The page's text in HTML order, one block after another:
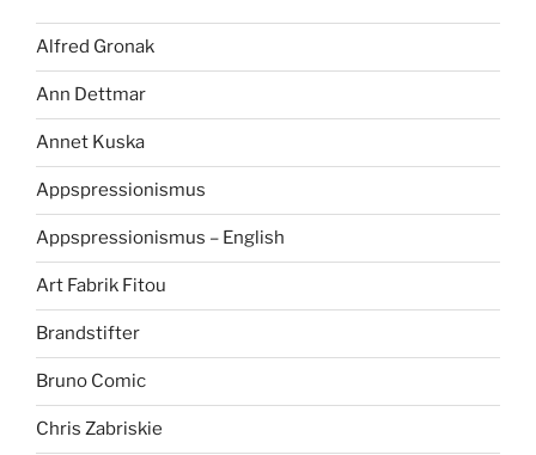
Alfred Gronak
Ann Dettmar
Annet Kuska
Appspressionismus
Appspressionismus – English
Art Fabrik Fitou
Brandstifter
Bruno Comic
Chris Zabriskie